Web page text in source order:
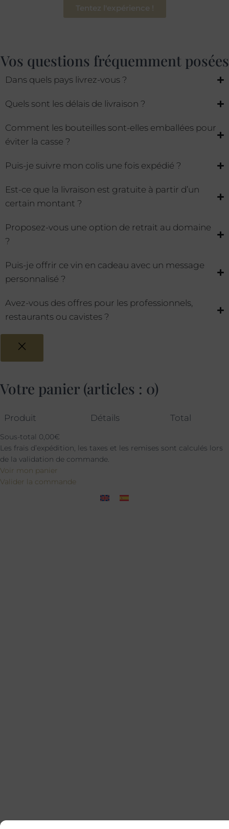
Tentez l'expérience !
Vos questions fréquemment posées
Dans quels pays livrez-vous ?
Quels sont les délais de livraison ?
Comment les bouteilles sont-elles emballées pour
éviter la casse ?
Puis-je suivre mon colis une fois expédié ?
Est-ce que la livraison est gratuite à partir d’un
certain montant ?
Proposez-vous une option de retrait au domaine
?
Puis-je offrir ce vin en cadeau avec un message
personnalisé ?
Avez-vous des offres pour les professionnels,
restaurants ou cavistes ?
Votre panier (articles : 0)
Produit Détails Total
Sous-total 0,00€
Les frais d’expédition, les taxes et les remises sont calculés lors
de la validation de commande.
Voir mon panier
Valider la commande